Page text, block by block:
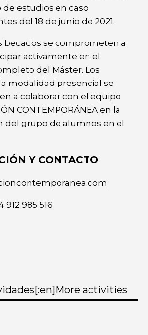
de estudios en caso
del 18 de junio de 2021.
becados se comprometen a
activamente en el
del Máster. Los
modalidad presencial se
a colaborar con el equipo
CONTEMPORÁNEA en la
del grupo de alumnos en el
Y CONTACTO
912 985 516
activities